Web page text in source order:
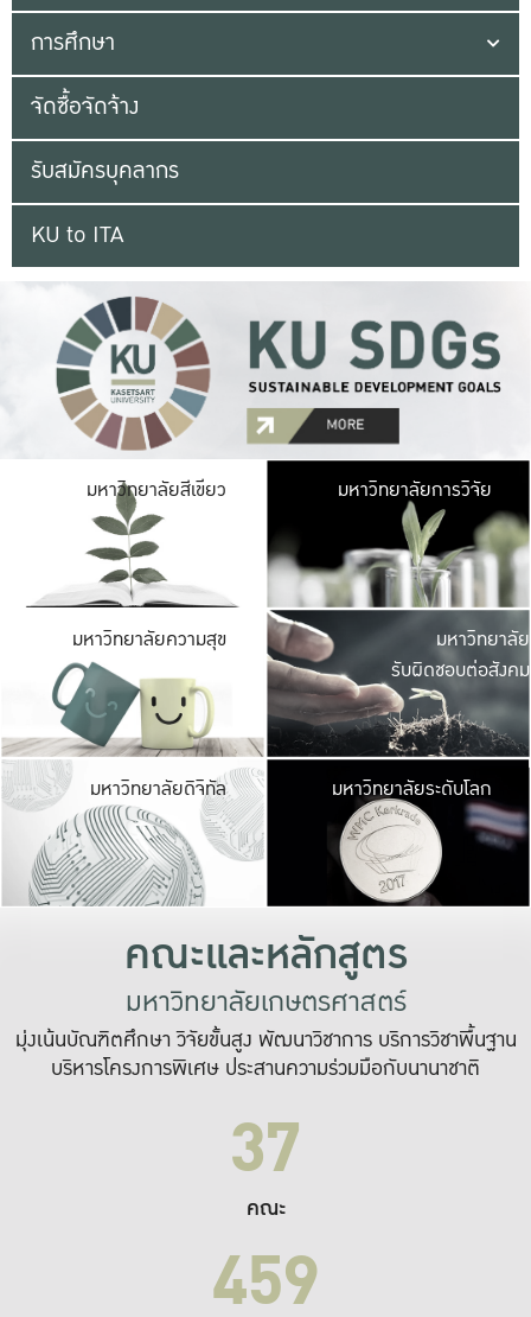
การศึกษา
จัดซื้อจัดจ้าง
รับสมัครบุคลากร
KU to ITA
มหาวิทยาลัยสีเขียว มหาวิ
มีพื้นที่เขียวสดใส
เป็นป่าในเมือง เกษต
มหาวิทยาลัยการวิจัย
มหาวิทยาลัยความสุข มหาวิ
ค
เปิดประ
และพบเรื่องราวใ
มหาวิทยาลัย
รับผิดชอบต่อสังคม
มหาวิทยาลัยดิจิทัล มหาวิ
เปลี่ยนแปลง แล
เพื่อทำง
ระบบสารสนเทศ
มหาวิทยาลัยระดับโลก
คณะและหลักสูตร
มหาวิทยาลัยเกษตรศาสตร์
มุ่งเน้นบัณฑิตศึกษา วิจัยขั้นสูง พัฒนาวิชาการ บริการวิชาพื้นฐาน
บริหารโครงการพิเศษ ประสานความร่วมมือกับนานาชาติ
37
คณะ
459